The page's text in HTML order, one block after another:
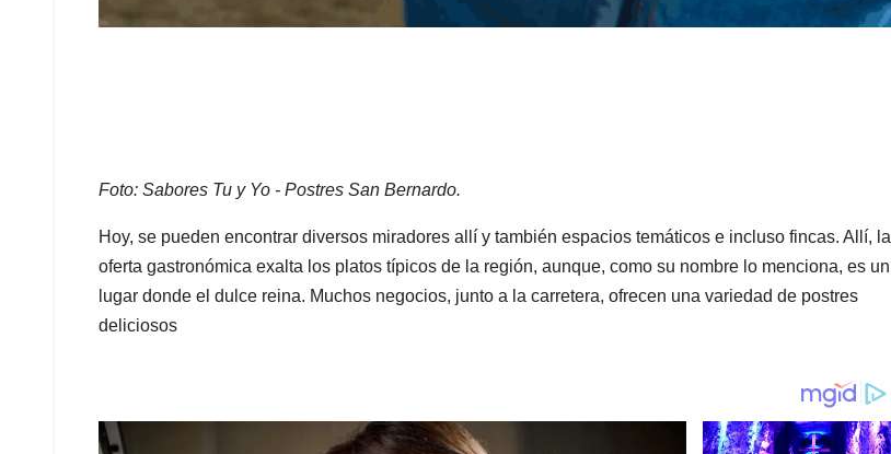
Foto: Sabores Tu y Yo - Postres San Bernardo.
Hoy, se pueden encontrar diversos miradores allí y también espacios temáticos e incluso fincas. Allí, la
oferta gastronómica exalta los platos típicos de la región, aunque, como su nombre lo menciona, es un
lugar donde el dulce reina. Muchos negocios, junto a la carretera, ofrecen una variedad de postres
deliciosos